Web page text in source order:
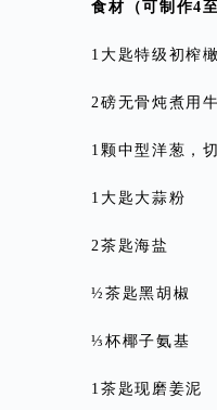
食材（可制作4
1大匙特级初榨橄
2磅无骨炖煮用牛
1颗中型洋葱，切
1大匙大蒜粉
2茶匙海盐
½茶匙黑胡椒
⅓杯椰子氨基
1茶匙现磨姜泥